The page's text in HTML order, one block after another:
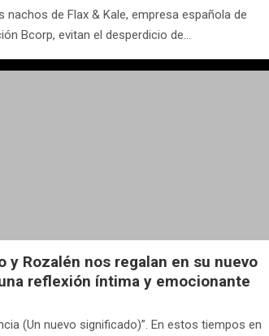
nachos de Flax & Kale, empresa española de
Bcorp, evitan el desperdicio de…
y Rozalén nos regalan en su nuevo
reflexión íntima y emocionante
(Un nuevo significado)”. En estos tiempos en